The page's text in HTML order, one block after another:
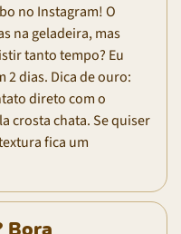
no Instagram! O
na geladeira, mas
tanto tempo? Eu
2 dias. Dica de ouro:
direto com o
crosta chata. Se quiser
fica um
Bora